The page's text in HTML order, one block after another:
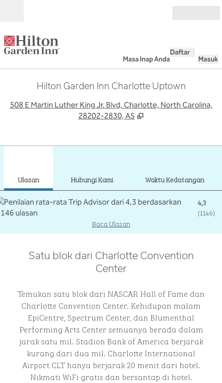
Masa Inap Anda
Daftar
Masuk
Hilton Garden Inn Charlotte Uptown
508 E Martin Luther King Jr. Blvd, Charlotte, North Carolina,
28202-2830, AS
Ulasan Hubungi Kami Waktu Kedatangan
4,3
(1146)
Baca Ulasan
Satu blok dari Charlotte Convention
Center
Temukan satu blok dari NASCAR Hall of Fame dan
Charlotte Convention Center. Kehidupan malam
EpiCentre, Spectrum Center, dan Blumenthal
Performing Arts Center semuanya berada dalam
jarak satu mil. Stadion Bank of America berjarak
kurang dari dua mil. Charlotte International
Airport CLT hanya berjarak 20 menit dari hotel.
Nikmati WiFi gratis dan bersantap di hotel.